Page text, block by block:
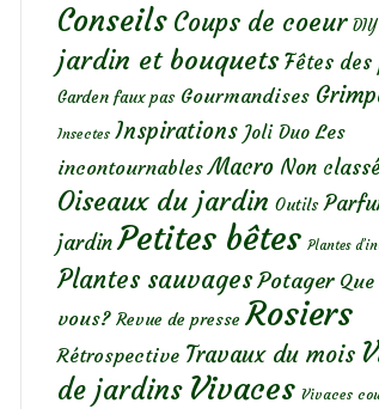
Conseils Coups de coeur DIY
jardin et bouquets Fêtes
Garden faux pas Gourmandises
Insectes Inspirations Joli Duo Les
incontournables Macro Non classé
Oiseaux du jardin Outils
jardin Petites bêtes Plantes
Plantes sauvages Potager
vous? Revue de presse Rosiers
Rétrospective Travaux du mois
de jardins Vivaces Vivaces